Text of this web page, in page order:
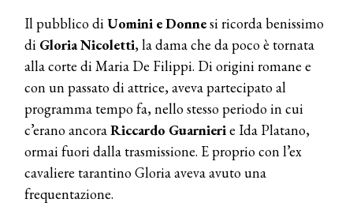
Il pubblico diUomini e Donnesi ricorda benissimo
di Gloria Nicoletti, la dama che da poco è tornata
alla corte di Maria De Filippi. Di origini romane e
con un passato di attrice, aveva partecipato al
programma tempo fa, nello stesso periodo in cui
c’erano ancoraRiccardo Guarnierie Ida Platano,
ormai fuori dalla trasmissione. E proprio con l’ex
cavaliere tarantino Gloria aveva avuto una
frequentazione.